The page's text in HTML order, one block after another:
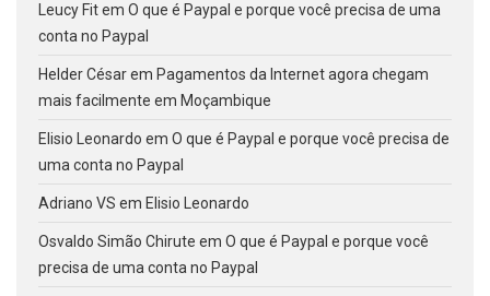
Leucy Fitem O que é Paypal e porque você precisa de uma
conta no Paypal
Helder Césarem Pagamentos da Internet agora chegam
mais facilmente em Moçambique
Elisio Leonardo em O que é Paypal e porque você precisa de
uma conta no Paypal
Adriano VS em Elisio Leonardo
Osvaldo Simão Chirute em O que é Paypal e porque você
precisa de uma conta no Paypal